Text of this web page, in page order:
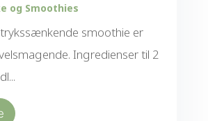
og Smoothies
smoothie er
Ingredienser til 2